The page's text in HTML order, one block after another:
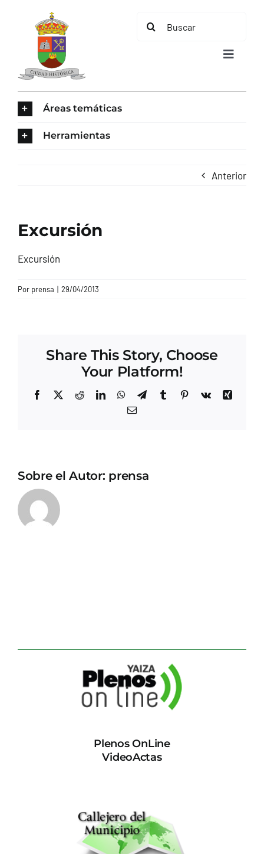
contenido
Buscar:
Toggle
Áreas temáticas
Herramientas
Anterior
Excursión
Excursión
Por prensa | 29/04/2013
Share This Story, Choose
Your Platform!
Facebook
X RedditLinkedInWhatsApp
TelegramTumblrPinterest
Vk
Xing
Correo
Sobre el Autor: prensa
Plenos OnLine
VideoActas